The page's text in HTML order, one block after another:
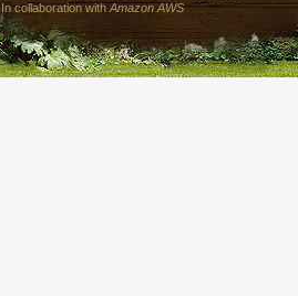
In collaboration withAmazon AWS